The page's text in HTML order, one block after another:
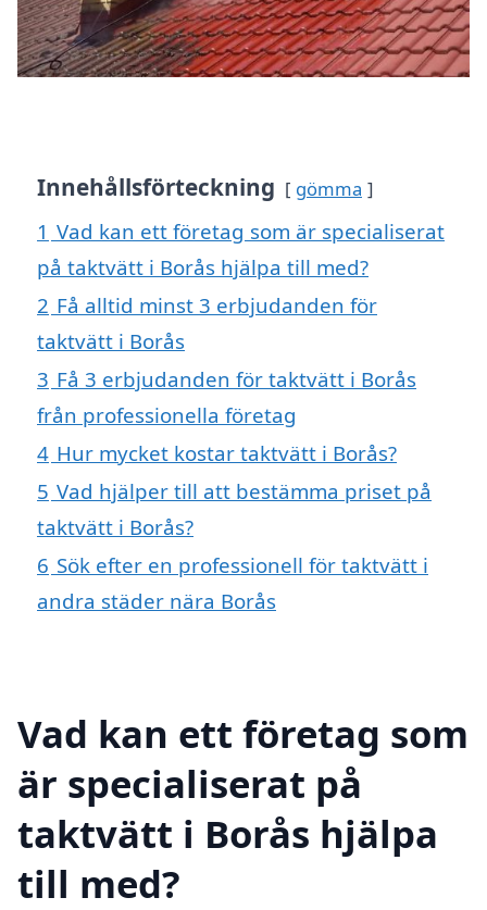
Innehållsförteckning gömma
1 Vad kan ett företag som är specialiserat
på taktvätt i Borås hjälpa till med?
2 Få alltid minst 3 erbjudanden för
taktvätt i Borås
3 Få 3 erbjudanden för taktvätt i Borås
från professionella företag
4 Hur mycket kostar taktvätt i Borås?
5 Vad hjälper till att bestämma priset på
taktvätt i Borås?
6 Sök efter en professionell för taktvätt i
andra städer nära Borås
Vad kan ett företag som
är specialiserat på
taktvätt i Borås hjälpa
till med?